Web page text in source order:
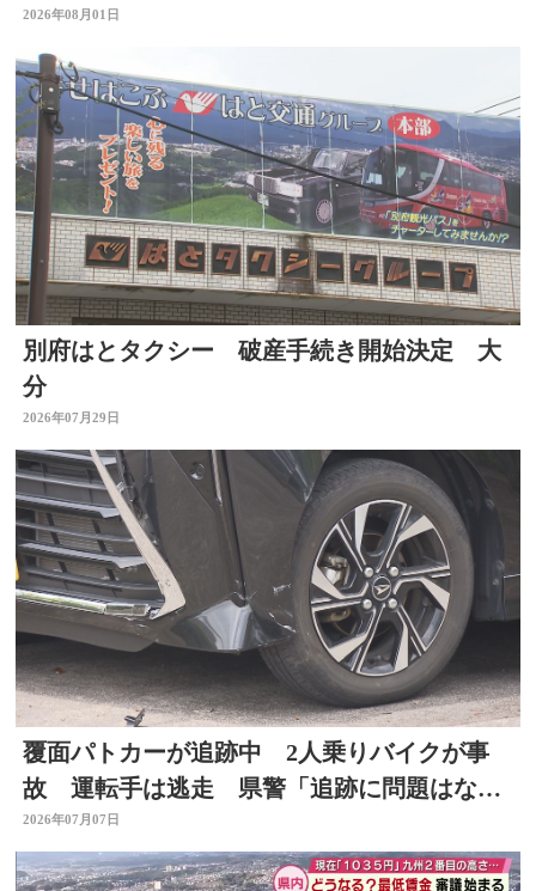
2026年08月01日
別府はとタクシー 破産手続き開始決定 大
分
2026年07月29日
覆面パトカーが追跡中 2人乗りバイクが事
故 運転手は逃走 県警「追跡に問題はな
い」大分
2026年07月07日